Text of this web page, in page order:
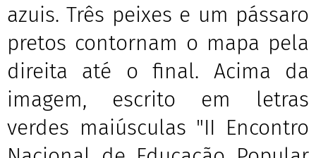
azuis. Três peixes e um pássaro
pretos contornam o mapa pela
direita até o final. Acima da
imagem, escrito em letras
verdes maiúsculas "II Encontro